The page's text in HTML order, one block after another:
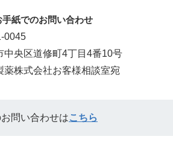
手紙でのお問い合わせ
0045
中央区道修町4丁目4番10号
薬株式会社お客様相談室宛
問い合わせはこちら